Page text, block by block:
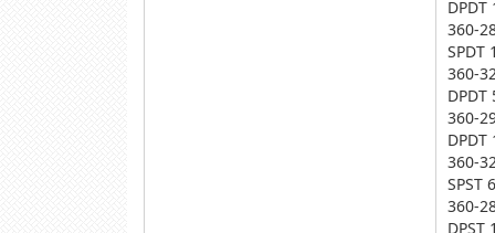
DPDT
360-
SPDT
360-
DPDT
360-
DPDT
360-
SPST
360-
DPST